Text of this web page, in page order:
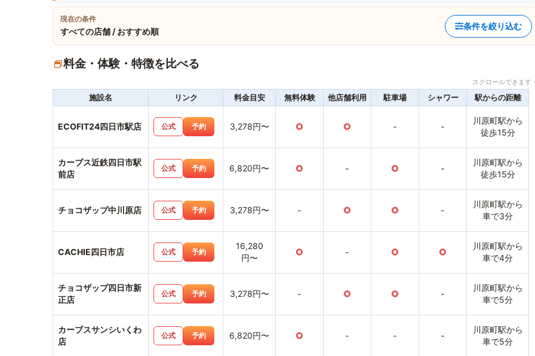
現在の条件
すべての店舗 / おすすめ順
条件を絞り込む
料金・体験・特徴を比べる
スクロールできま
施設名 リンク 料金目安 無料体験 他店舗利用 駐車場 シャワー 駅からの距離
ECOFIT24四日市駅店 公式 予約 3,278円〜 ○ ○ - -
川原町駅から
徒歩15分
カーブス近鉄四日市駅
前店
公式 予約 6,820円〜 ○ - ○ -
川原町駅から
徒歩15分
チョコザップ中川原店 公式 予約 3,278円〜 - ○ ○ -
川原町駅から
車で3分
CACHIE四日市店 公式 予約
16,280
円〜
○ - ○ ○
川原町駅から
車で4分
チョコザップ四日市新
正店
公式 予約 3,278円〜 - ○ ○ -
川原町駅から
車で5分
カーブスサンシいくわ
店
公式 予約 6,820円〜 ○ - - -
川原町駅から
車で5分